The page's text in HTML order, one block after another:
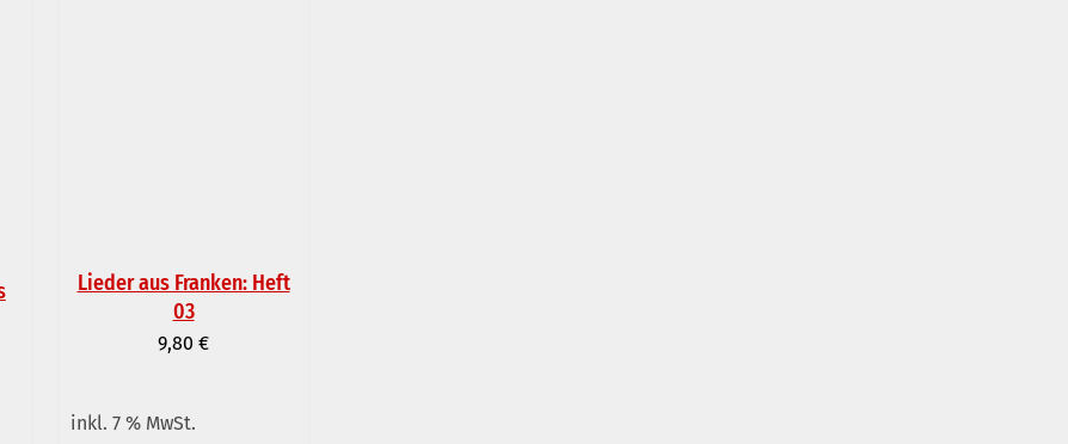
Lieder aus Franken: Heft
03
9,80€
inkl. 7 % MwSt.